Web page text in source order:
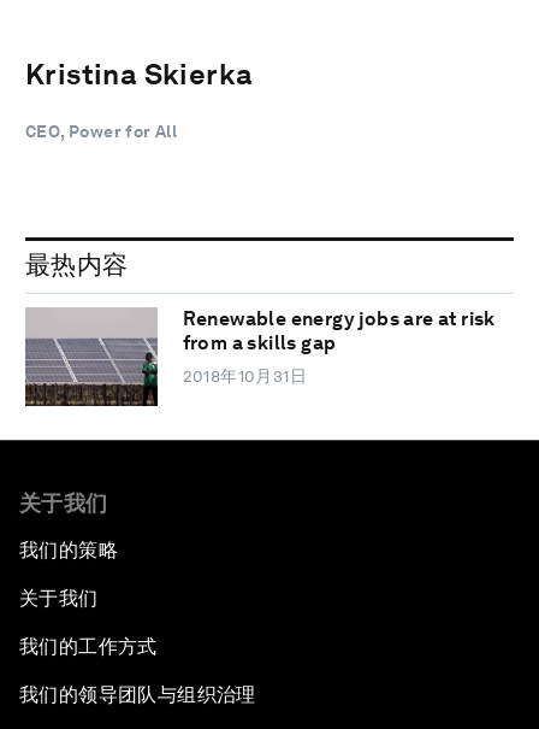
Kristina Skierka
CEO, Power for All
最热内容
Renewable energy jobs are at risk
from a skills gap
2018年10月31日
关于我们
我们的策略
关于我们
我们的工作方式
我们的领导团队与组织治理